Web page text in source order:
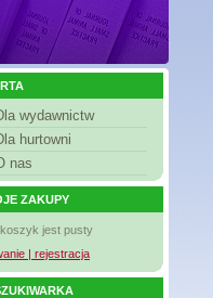
wydawnictw
hurtowni
nas
ZAKUPY
jest pusty
| rejestracja